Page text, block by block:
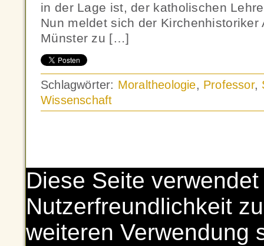
in der Lage ist, der katholischen
Nun meldet sich der Kirchenhistoriker
Münster zu […]
Schlagwörter: Moraltheologie, Professor,
Wissenschaft
Diese Seite
Nutzerfreundlichkeit
weiteren Verwendung